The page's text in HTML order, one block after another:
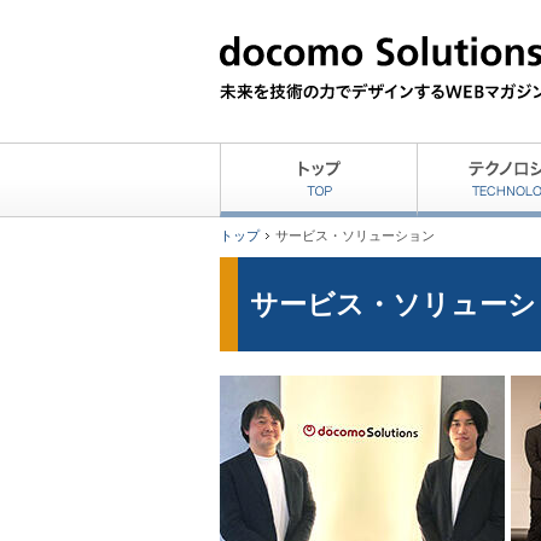
トップ サービス・ソリューション
サービス・ソリュー